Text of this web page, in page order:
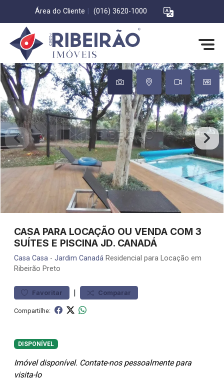
Área do Cliente (016) 3620-1000
CASA PARA LOCAÇÃO OU VENDA COM 3
SUÍTES E PISCINA JD. CANADÁ
Casa Casa - Jardim Canadá Residencial para Locação em
Ribeirão Preto
Favoritar | Comparar
Compartilhe:
DISPONÍVEL
Imóvel disponível. Contate-nos pessoalmente para
visita-lo